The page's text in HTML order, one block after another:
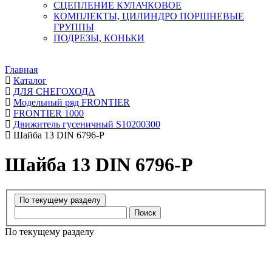
СЦЕПЛЕНИЕ КУЛАЧКОВОЕ
КОМПЛЕКТЫ, ЦИЛИНДРО ПОРШНЕВЫЕ
ГРУППЫ
ПОДРЕЗЫ, КОНЬКИ
Главная
Каталог
ДЛЯ СНЕГОХОДА
Модельный ряд FRONTIER
FRONTIER 1000
Движитель гусеничный S10200300
Шайба 13 DIN 6796-P
Шайба 13 DIN 6796-P
Поиск
По текущему разделу